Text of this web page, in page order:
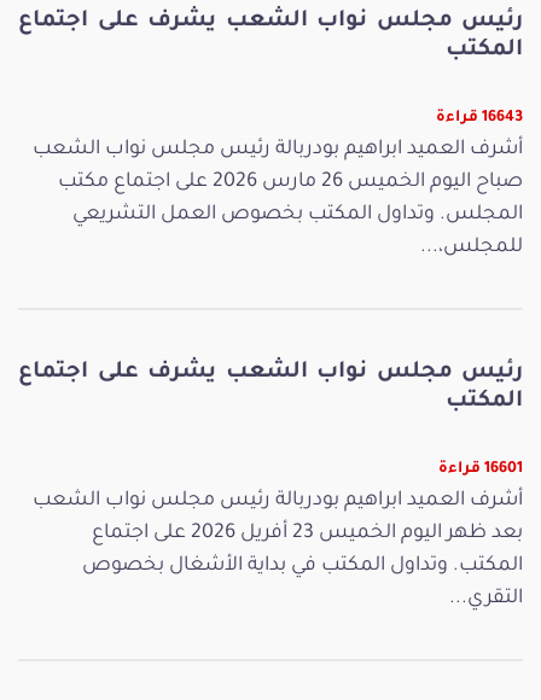
رئيس مجلس نواب الشعب يشرف على اجتماع
المكتب
16643 قراءة
أشرف العميد ابراهيم بودربالة رئيس مجلس نواب الشعب
صباح اليوم الخميس 26 مارس 2026 على اجتماع مكتب
المجلس. وتداول المكتب بخصوص العمل التشريعي
للمجلس،...
رئيس مجلس نواب الشعب يشرف على اجتماع
المكتب
16601 قراءة
أشرف العميد ابراهيم بودربالة رئيس مجلس نواب الشعب
بعد ظهر اليوم الخميس 23 أفريل 2026 على اجتماع
المكتب. وتداول المكتب في بداية الأشغال بخصوص
التقري...